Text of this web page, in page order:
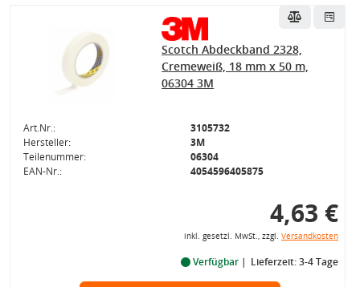
Scotch Abdeckband 2328,
Cremeweiß, 18 mm x 50 m,
06304 3M
Art.Nr.:
3105732
Hersteller:
3M
Teilenummer:
06304
EAN-Nr.:
4054596405875
4,63 €
inkl. gesetzl. MwSt., zzgl. Versandkosten
Verfügbar Lieferzeit: 3-4 Tage